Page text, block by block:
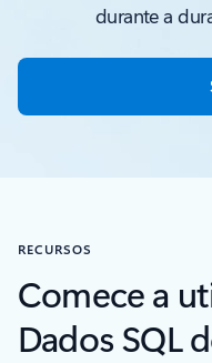
durante a
RECURSOS
Comece a
Dados SQL